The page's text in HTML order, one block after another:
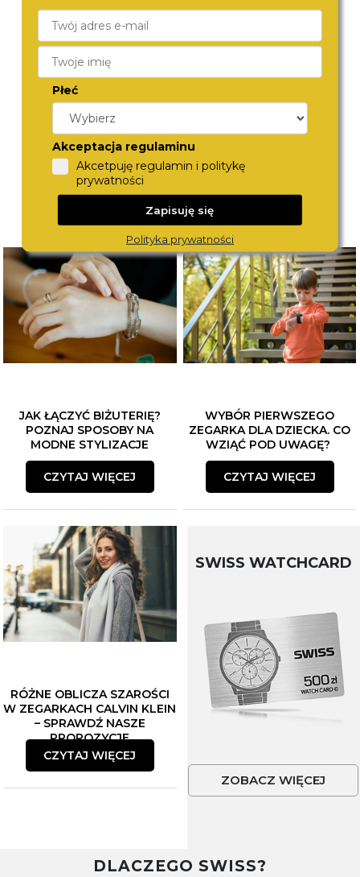
FOSSIL
FS6188
780,-
FS6101
JAK ŁĄCZYĆ BIŻUTERIĘ?
POZNAJ SPOSOBY NA
MODNE STYLIZACJE
CZYTAJ WIĘCEJ
WYBÓR PIERWSZEGO
ZEGARKA DLA DZIECKA. CO
WZIĄĆ POD UWAGĘ?
CZYTAJ WIĘCEJ
RÓŻNE OBLICZA SZAROŚCI
W ZEGARKACH CALVIN KLEIN
– SPRAWDŹ NASZE
PROPOZYCJE
CZYTAJ WIĘCEJ
SWISS WATCHCARD
ZOBACZ WIĘCEJ
DLACZEGO SWISS?
Płeć
Akceptacja regulaminu
Akcetpuję regulamin i politykę
prywatności
Zapisuję się
Polityka prywatności